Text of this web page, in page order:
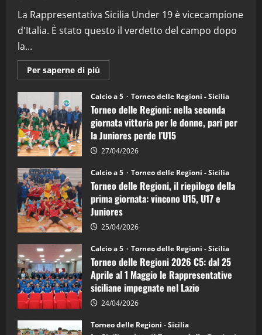
08/04/2026
La Rappresentativa Sicilia Under 19 è vicecampione
d'Italia. È stato questo il verdetto del campo dopo
la...
Per saperne di più
informazioni
Torneo
delle
Regioni
di
calcio
a
5:
la
Juniores
è
vicecampione
d’Italia
Calcio a 5 Torneo delle Regioni - Sicilia
Torneo delle Regioni: nella seconda
giornata vittoria per le donne, pari per
la Juniores perde l’U15
27/04/2026
Calcio a 5 Torneo delle Regioni - Sicilia
Torneo delle Regioni, il riepilogo della
prima giornata: vincono U15, U17 e
Juniores
25/04/2026
Calcio a 5 Torneo delle Regioni - Sicilia
Torneo delle Regioni 2026 C5: dal 25
Aprile al 1 Maggio le Rappresentative
siciliane impegnate nel Lazio
24/04/2026
Torneo delle Regioni - Sicilia